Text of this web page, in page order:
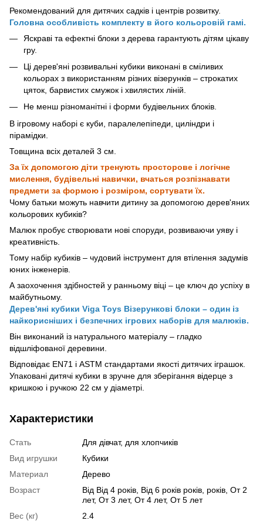
Рекомендований для дитячих садків і центрів розвитку.
Головна особливість комплекту в його кольоровій гамі.
Яскраві та ефектні блоки з дерева гарантують дітям цікаву
гру.
Ці дерев'яні розвивальні кубики виконані в сміливих
кольорах з використанням різних візерунків – строкатих
цяток, барвистих смужок і хвилястих ліній.
Не менш різноманітні і форми будівельних блоків.
В ігровому наборі є куби, паралелепіпеди, циліндри і
пірамідки.
Товщина всіх деталей 3 см.
За їх допомогою діти тренують просторове і логічне
мислення, будівельні навички, вчаться розпізнавати
предмети за формою і розміром, сортувати їх.
Чому батьки можуть навчити дитину за допомогою дерев'яних
кольорових кубиків?
Малюк пробує створювати нові споруди, розвиваючи уяву і
креативність.
Тому набір кубиків – чудовий інструмент для втілення задумів
юних інженерів.
А заохочення здібностей у ранньому віці – це ключ до успіху в
майбутньому.
Дерев'яні кубики Viga Toys Візерункові блоки – один із
найкорисніших і безпечних ігрових наборів для малюків.
Він виконаний із натурального матеріалу – гладко
відшліфованої деревини.
Відповідає EN71 і ASTM стандартами якості дитячих іграшок.
Упаковані дитячі кубики в зручне для зберігання відерце з
кришкою і ручкою 22 см у діаметрі.
Характеристики
Стать
Для дівчат, для хлопчиків
Вид игрушки
Кубики
Материал
Дерево
Возраст
Від Від 4 років, Від 6 років років, років, От 2
лет, От 3 лет, От 4 лет, От 5 лет
Вес (кг)
2.4